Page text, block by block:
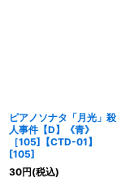
ピアノソナタ「月光」殺
人事件【D】《青》
［105]【CTD-01】
[105]
30円(税込)